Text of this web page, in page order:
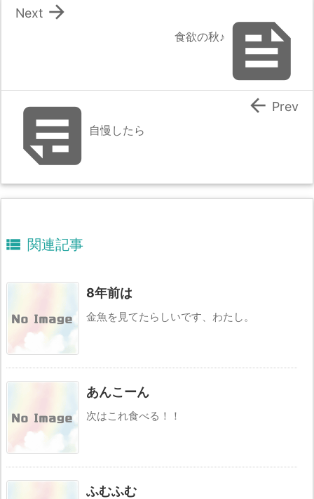

食欲の秋♪

Next
自慢したら
 Prev
 関連記事
8年前は
金魚を見てたらしいです、わたし。
あんこーん
次はこれ食べる！！
ふむふむ